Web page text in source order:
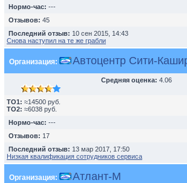
Нормо-час: ---
Отзывов: 45
Последний отзыв: 10 сен 2015, 14:43
Снова наступил на те же грабли
Организация: Автоцентр Сити-
Средняя оценка: 4.06
TO1: ≈14500 руб.
TO2: ≈6038 руб.
Нормо-час: ---
Отзывов: 17
Последний отзыв: 13 мар 2017, 17:50
Низкая квалификация сотрудников сервиса
Организация: Атлант-М